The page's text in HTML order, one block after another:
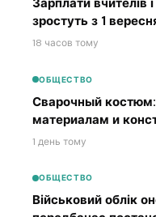
Зарплати вчителів
зростуть з 1
18 часов тому
ОБЩЕСТВО
Сварочный
материалам и
1 день тому
ОБЩЕСТВО
Військовий облік